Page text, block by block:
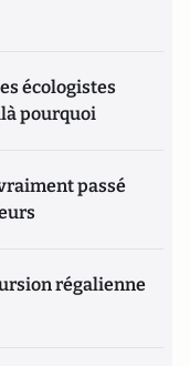
écologistes
pourquoi
passé
régalienne